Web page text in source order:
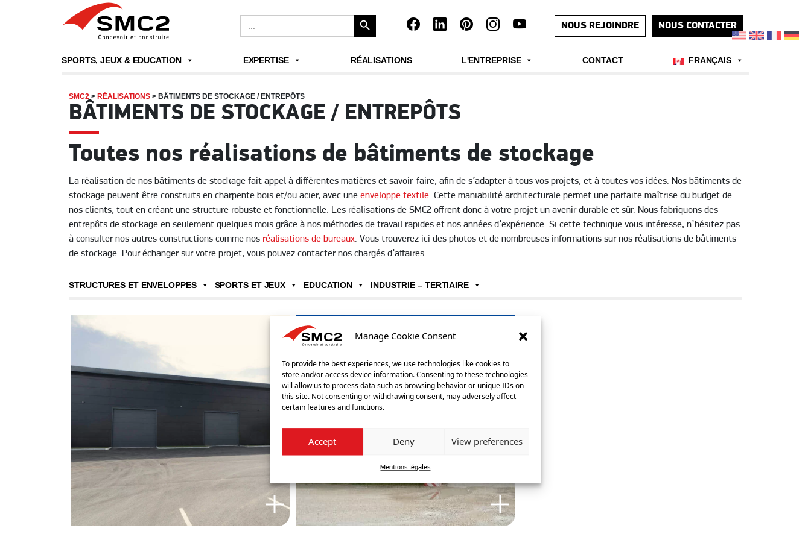
Manage Cookie Consent
To provide the best experiences, we use technologies like cookies to
store and/or access device information. Consenting to these technologies
will allow us to process data such as browsing behavior or unique IDs on
this site. Not consenting or withdrawing consent, may adversely affect
certain features and functions.
Accept Deny View preferences
Mentions légales
for:
Search Button
NOUS REJOINDRE
NOUS CONTACTER
SPORTS, JEUX & EDUCATION EXPERTISE RÉALISATIONS L'ENTREPRISE CONTACT FRANÇAIS
SMC2 > RÉALISATIONS > BÂTIMENTS DE STOCKAGE / ENTREPÔTS
BÂTIMENTS DE STOCKAGE / ENTREPÔTS
Toutes nos réalisations de bâtiments de stockage
La réalisation de nos bâtiments de stockage fait appel à différentes matières et savoir-faire, afin de s’adapter à tous vos projets, et à toutes vos idées. Nos bâtiments de
stockage peuvent être construits en charpente bois et/ou acier, avec une enveloppe textile. Cette maniabilité architecturale permet une parfaite maîtrise du budget de
nos clients, tout en créant une structure robuste et fonctionnelle. Les réalisations de SMC2 offrent donc à votre projet un avenir durable et sûr. Nous fabriquons des
entrepôts de stockage en seulement quelques mois grâce à nos méthodes de travail rapides et nos années d’expérience. Si cette technique vous intéresse, n’hésitez pas
à consulter nos autres constructions comme nos réalisations de bureaux. Vous trouverez ici des photos et de nombreuses informations sur nos réalisations de bâtiments
de stockage. Pour échanger sur votre projet, vous pouvez contacter nos chargés d’affaires.
STRUCTURES ET ENVELOPPES SPORTS ET JEUX EDUCATION INDUSTRIE – TERTIAIRE